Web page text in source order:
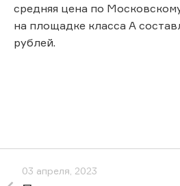
средняя цена по
на площадке класса А
рублей.
03 апреля, 2023